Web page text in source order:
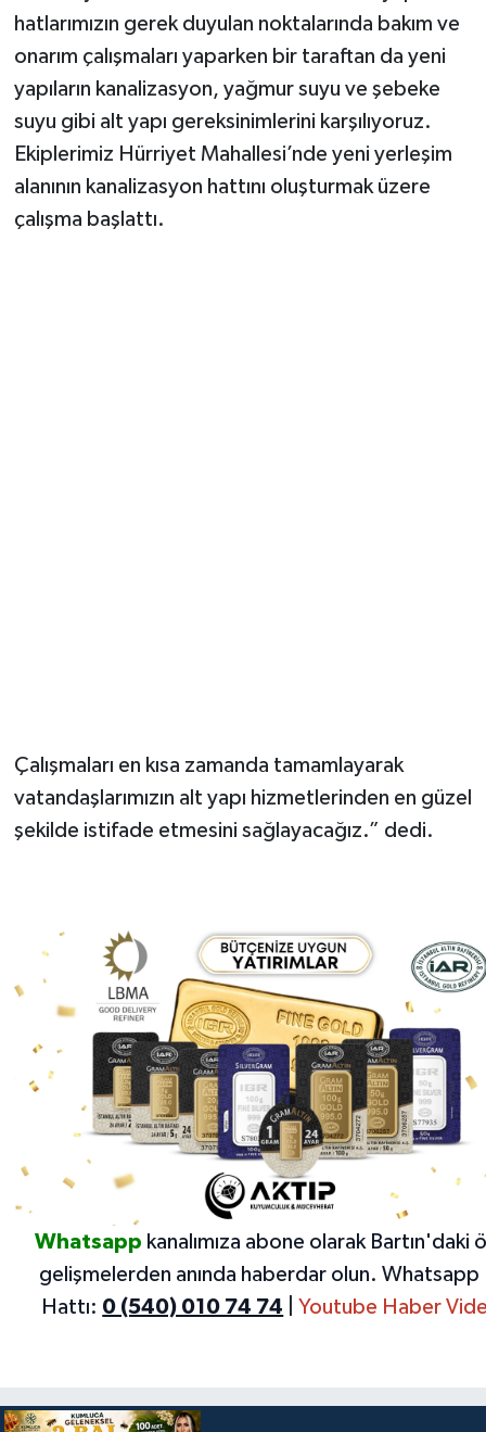
hatlarımızın gerek duyulan noktalarında bakım ve
onarım çalışmaları yaparken bir taraftan da yeni
yapıların kanalizasyon, yağmur suyu ve şebeke
suyu gibi alt yapı gereksinimlerini karşılıyoruz.
Ekiplerimiz Hürriyet Mahallesi’nde yeni yerleşim
alanının kanalizasyon hattını oluşturmak üzere
çalışma başlattı.
Çalışmaları en kısa zamanda tamamlayarak
vatandaşlarımızın alt yapı hizmetlerinden en güzel
şekilde istifade etmesini sağlayacağız.” dedi.
Whatsapp kanalımıza abone olarak Bartın'daki
gelişmelerden anında haberdar olun. Whatsapp
Hattı: 0 (540) 010 74 74 Youtube Haber